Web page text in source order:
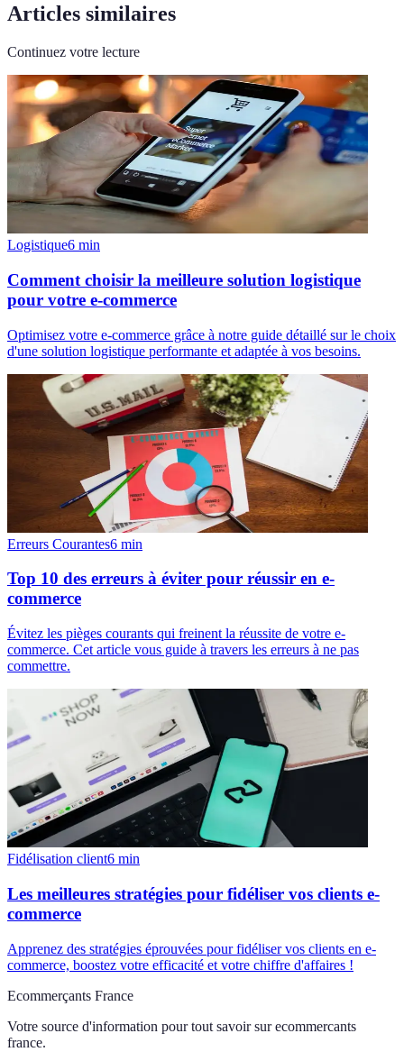
Articles similaires
Continuez votre lecture
Logistique6 min
Comment choisir la meilleure solution logistique
pour votre e-commerce
Optimisez votre e-commerce grâce à notre guide détaillé sur le choix
d'une solution logistique performante et adaptée à vos besoins.
Erreurs Courantes6 min
Top 10 des erreurs à éviter pour réussir en e-
commerce
Évitez les pièges courants qui freinent la réussite de votre e-
commerce. Cet article vous guide à travers les erreurs à ne pas
commettre.
Fidélisation client6 min
Les meilleures stratégies pour fidéliser vos clients e-
commerce
Apprenez des stratégies éprouvées pour fidéliser vos clients en e-
commerce, boostez votre efficacité et votre chiffre d'affaires !
Ecommerçants France
Votre source d'information pour tout savoir sur ecommercants
france.